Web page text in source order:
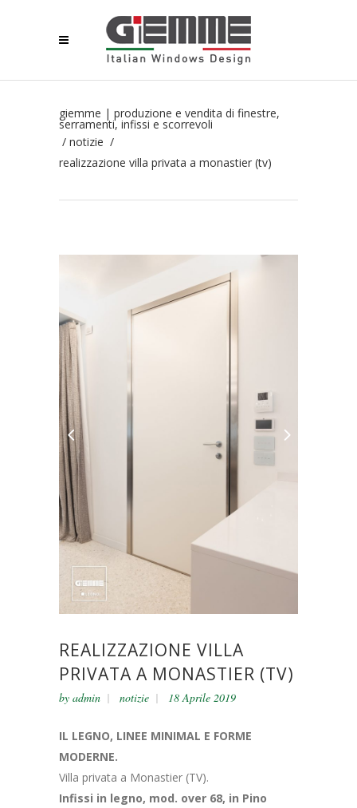
giemme | produzione e vendita di finestre,
serramenti, infissi e scorrevoli
/ notizie /
realizzazione villa privata a monastier (tv)
REALIZZAZIONE VILLA
PRIVATA A MONASTIER (TV)
by admin notizie 18 Aprile 2019
IL LEGNO, LINEE MINIMAL E FORME
MODERNE.
Villa privata a Monastier (TV).
Infissi in legno, mod. over 68, in Pino